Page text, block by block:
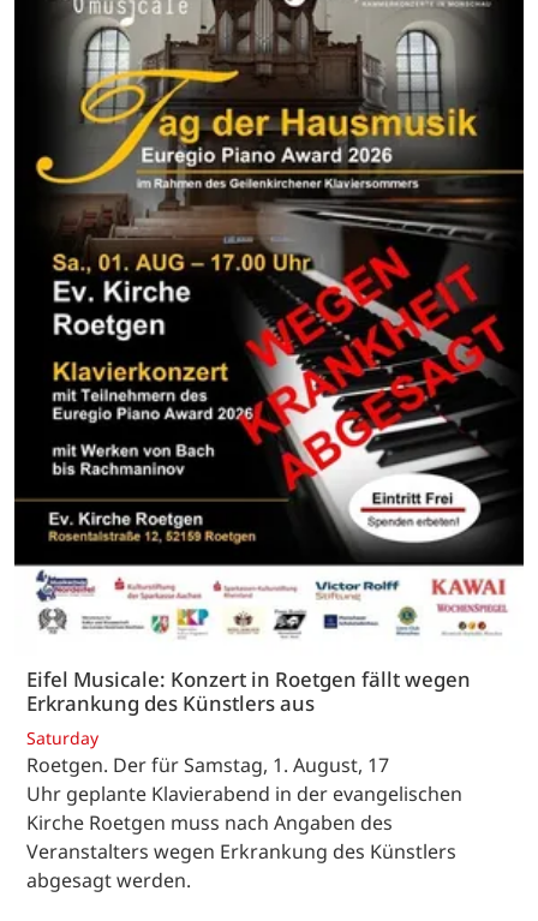
Eifel Musicale: Konzert in Roetgen fällt wegen
Erkrankung des Künstlers aus
Saturday
Roetgen. Der für Samstag, 1. August, 17
Uhr geplante Klavierabend in der evangelischen
Kirche Roetgen muss nach Angaben des
Veranstalters wegen Erkrankung des Künstlers
abgesagt werden.